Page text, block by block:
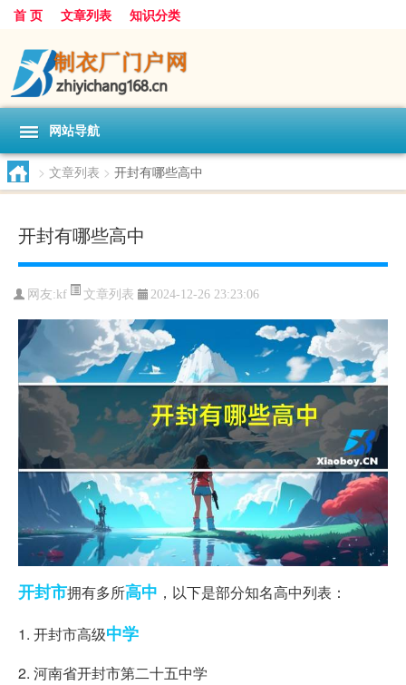
首 页 文章列表 知识分类
网站导航
> 文章列表 > 开封有哪些高中
开封有哪些高中
网友: kf 文章列表 2024-12-26 23:23:06
开封市拥有多所高中 ，以下是部分知名高中列表：
1. 开封市高级中学
2. 河南省开封市第二十五中学